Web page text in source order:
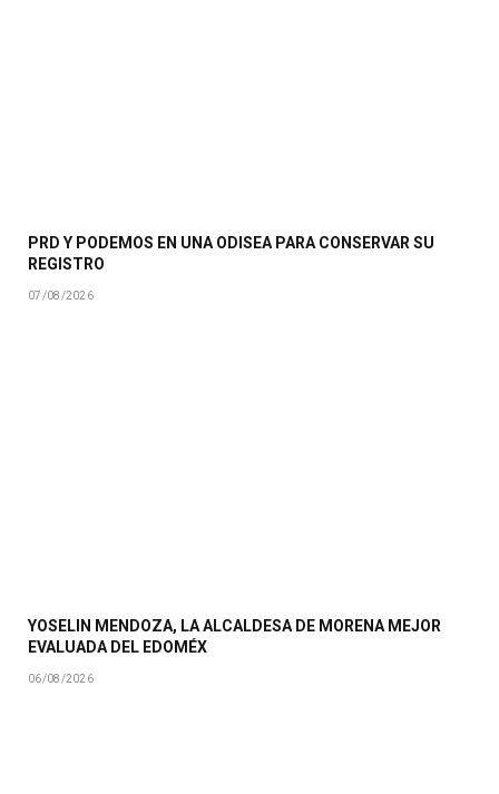
PRD Y PODEMOS EN UNA ODISEA PARA CONSERVAR SU
REGISTRO
07/08/2026
YOSELIN MENDOZA, LA ALCALDESA DE MORENA MEJOR
EVALUADA DEL EDOMÉX
06/08/2026